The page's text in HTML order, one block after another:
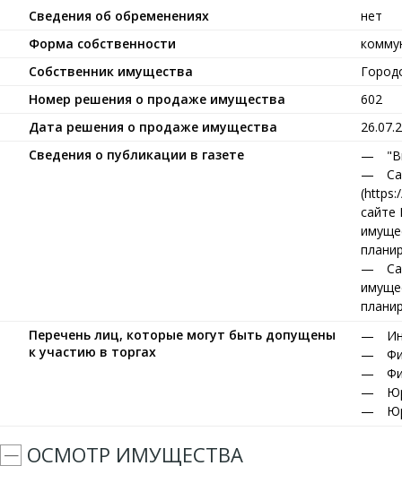
Сведения об обременениях
нет
Форма собственности
Собственник имущества
Номер решения о продаже имущества
602
Дата решения о продаже имущества
Сведения о публикации в газете
сайте
Перечень лиц, которые могут быть допущены
к участию в торгах
ОСМОТР ИМУЩЕСТВА